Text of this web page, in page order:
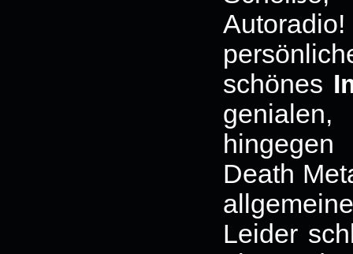
Autoradio!
schönes
hingegen
Death
Leider